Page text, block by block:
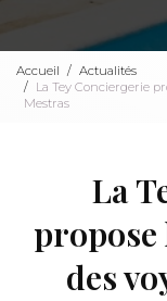
Accueil
Actualités
La Tey Conciergerie
Mestras
La
des